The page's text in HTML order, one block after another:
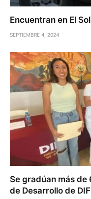
Encuentran en El
SEPTIEMBRE 4, 2024
Se gradúan más
de Desarrollo de